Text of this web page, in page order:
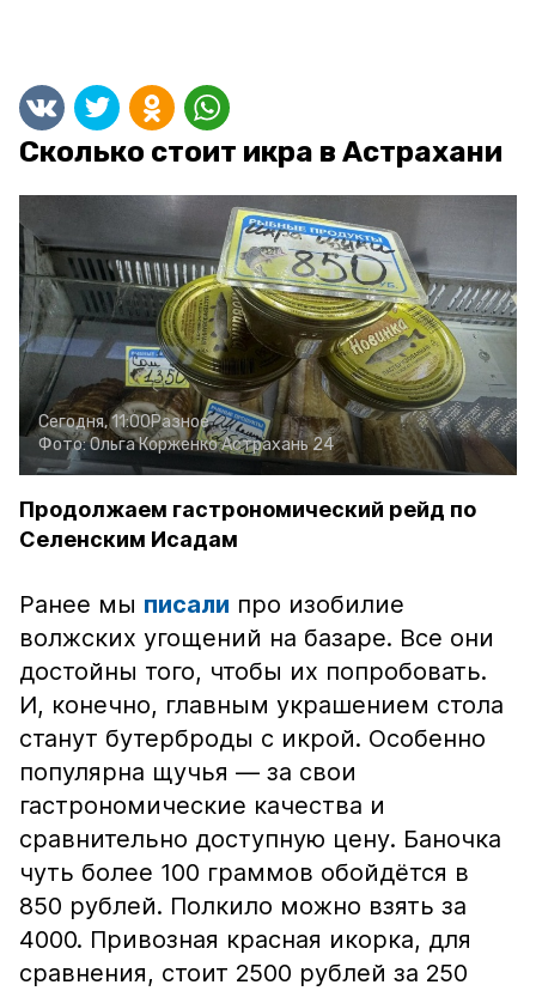
Сколько стоит икра в Астрахани
Сегодня, 11:00Разное
Фото:Ольга КорженкоАстрахань 24
Продолжаем гастрономический рейд по
Селенским Исадам
Ранее мы писали про изобилие
волжских угощений на базаре. Все они
достойны того, чтобы их попробовать.
И, конечно, главным украшением стола
станут бутерброды с икрой. Особенно
популярна щучья — за свои
гастрономические качества и
сравнительно доступную цену. Баночка
чуть более 100 граммов обойдётся в
850 рублей. Полкило можно взять за
4000. Привозная красная икорка, для
сравнения, стоит 2500 рублей за 250